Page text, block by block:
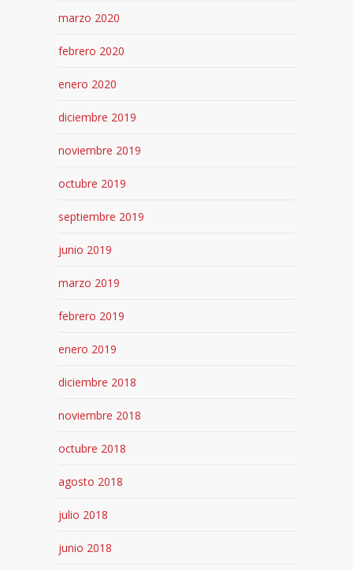
marzo 2020
febrero 2020
enero 2020
diciembre 2019
noviembre 2019
octubre 2019
septiembre 2019
junio 2019
marzo 2019
febrero 2019
enero 2019
diciembre 2018
noviembre 2018
octubre 2018
agosto 2018
julio 2018
junio 2018